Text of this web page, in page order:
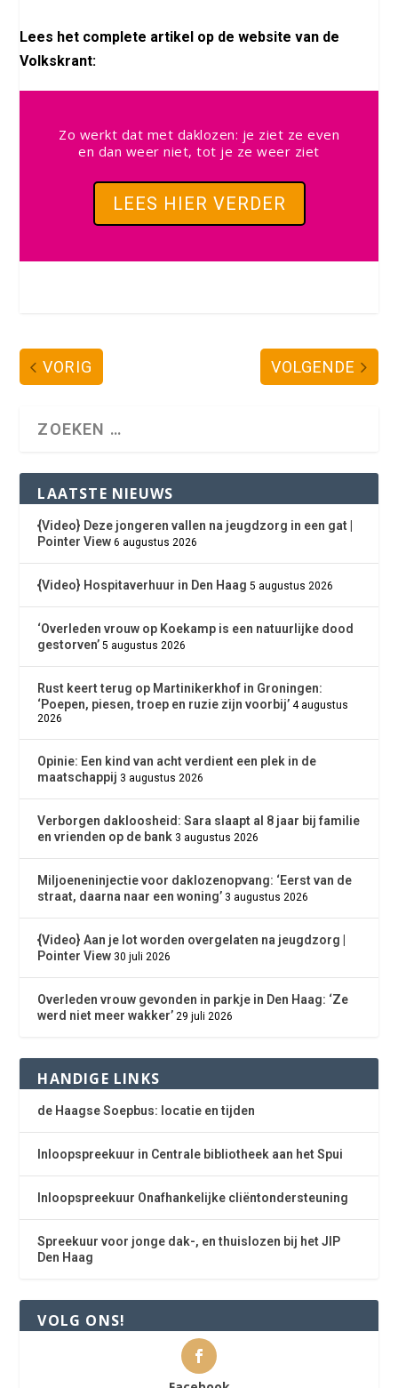
Lees het complete artikel op de website van de
Volkskrant:
Zo werkt dat met daklozen: je ziet ze even
en dan weer niet, tot je ze weer ziet
LEES HIER VERDER
VORIG VOLGENDE
LAATSTE NIEUWS
{Video} Deze jongeren vallen na jeugdzorg in een gat |
Pointer View 6 augustus 2026
{Video} Hospitaverhuur in Den Haag 5 augustus 2026
‘Overleden vrouw op Koekamp is een natuurlijke dood
gestorven’ 5 augustus 2026
Rust keert terug op Martinikerkhof in Groningen:
‘Poepen, piesen, troep en ruzie zijn voorbij’ 4 augustus
2026
Opinie: Een kind van acht verdient een plek in de
maatschappij 3 augustus 2026
Verborgen dakloosheid: Sara slaapt al 8 jaar bij familie
en vrienden op de bank 3 augustus 2026
Miljoeneninjectie voor daklozenopvang: ‘Eerst van de
straat, daarna naar een woning’ 3 augustus 2026
{Video} Aan je lot worden overgelaten na jeugdzorg |
Pointer View 30 juli 2026
Overleden vrouw gevonden in parkje in Den Haag: ‘Ze
werd niet meer wakker’ 29 juli 2026
HANDIGE LINKS
de Haagse Soepbus: locatie en tijden
Inloopspreekuur in Centrale bibliotheek aan het Spui
Inloopspreekuur Onafhankelijke cliëntondersteuning
Spreekuur voor jonge dak-, en thuislozen bij het JIP
Den Haag
VOLG ONS!